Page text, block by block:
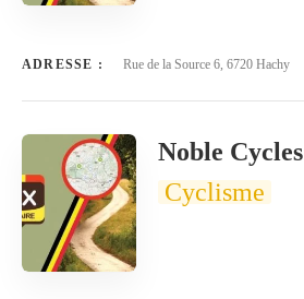
ADRESSE : Rue de la Source 6, 6720 Hachy
Noble Cycles
Cyclisme